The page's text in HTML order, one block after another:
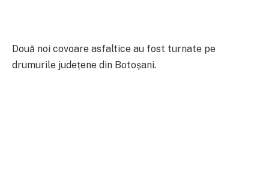
Două noi covoare asfaltice au fost turnate pe
drumurile județene din Botoșani.